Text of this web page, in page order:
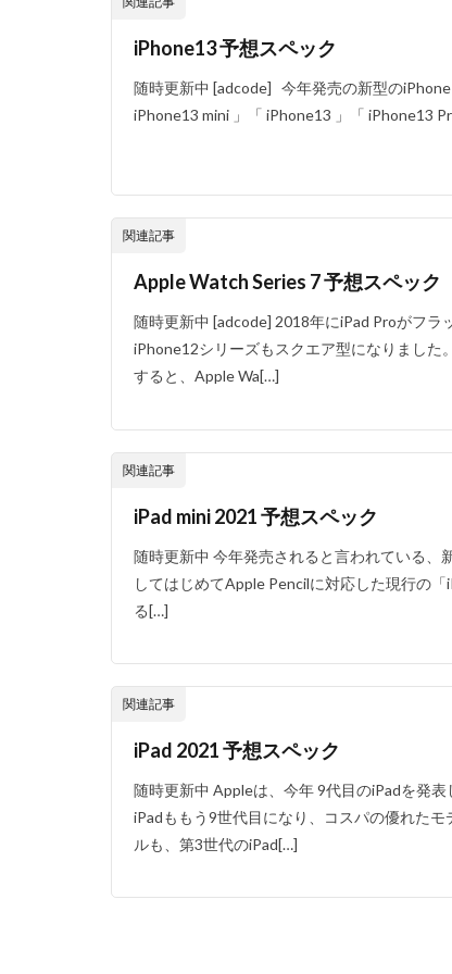
iPhone13 予想スペック
随時更新中 [adcode] 今年発売の新型の
iPhone13 mini 」「 iPhone13 」「 iPhone13
関連記事
Apple Watch Series 7 予想スペック
随時更新中 [adcode] 2018年にiPad Proがフ
iPhone12シリーズもスクエア型になりました
すると、Apple Wa[…]
関連記事
iPad mini 2021 予想スペック
随時更新中 今年発売されると言われている、
してはじめてApple Pencilに対応した現行の
る[…]
関連記事
iPad 2021 予想スペック
随時更新中 Appleは、今年 9代目のiPadを発表
iPadももう9世代目になり、コスパの優れた
ルも、第3世代のiPad[…]